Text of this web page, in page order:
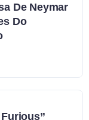
De Neymar
Do